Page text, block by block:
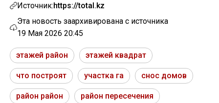
Источник:https://total.kz
Эта новость заархивирована с источника
19 Мая 2026 20:45
этажей район этажей квадрат
что построят участка га снос домов
район район район пересечения